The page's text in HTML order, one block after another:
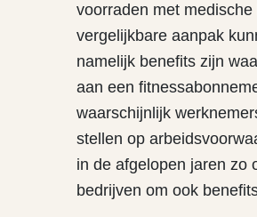
voorraden met
vergelijkbare aanpak
namelijk benefits zijn
aan een
waarschijnlijk
stellen op
in de afgelopen jaren zo
bedrijven om ook